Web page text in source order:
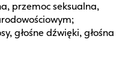
przemoc seksualna,
głośne dźwięki, głośna